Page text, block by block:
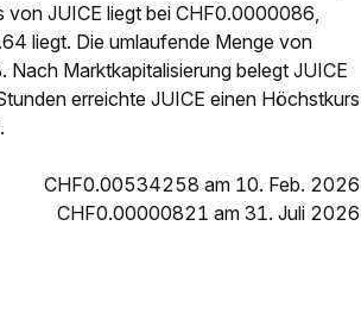
JUICE liegt bei CHF0.0000086,
liegt. Die umlaufende Menge von
Marktkapitalisierung belegt JUICE
erreichte JUICE einen Höchstkurs
CHF0.00534258 am 10. Feb. 2026
CHF0.00000821 am 31. Juli 2026